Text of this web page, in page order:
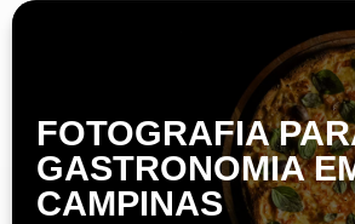
FOTOGRAFIA
GASTRONOMIA
CAMPINAS